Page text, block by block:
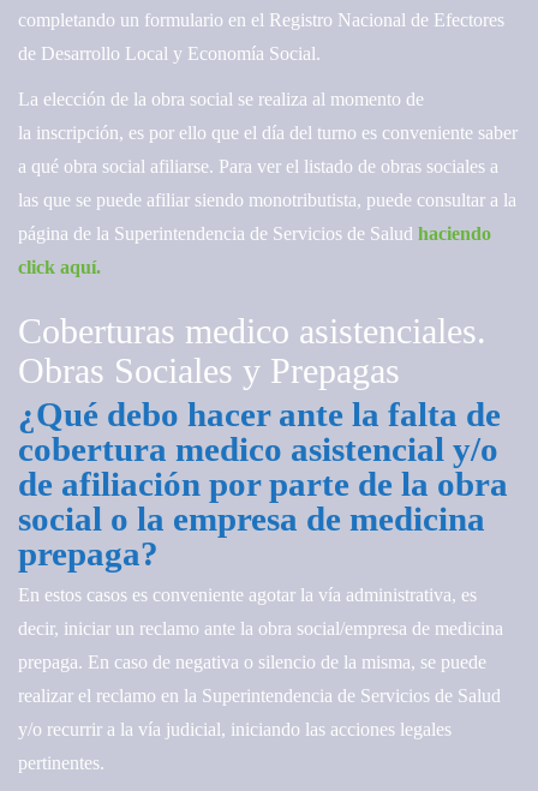
completando un formulario en el Registro Nacional de Efectores
de Desarrollo Local y Economía Social.
La elección de la obra social se realiza al momento de
la inscripción, es por ello que el día del turno es conveniente saber
a qué obra social afiliarse. Para ver el listado de obras sociales a
las que se puede afiliar siendo monotributista, puede consultar a la
página de la Superintendencia de Servicios de Salud haciendo
click aquí.
Coberturas medico asistenciales.
Obras Sociales y Prepagas
¿Qué debo hacer ante la falta de
cobertura medico asistencial y/o
de afiliación por parte de la obra
social o la empresa de medicina
prepaga?
En estos casos es conveniente agotar la vía administrativa, es
decir, iniciar un reclamo ante la obra social/empresa de medicina
prepaga. En caso de negativa o silencio de la misma, se puede
realizar el reclamo en la Superintendencia de Servicios de Salud
y/o recurrir a la vía judicial, iniciando las acciones legales
pertinentes.